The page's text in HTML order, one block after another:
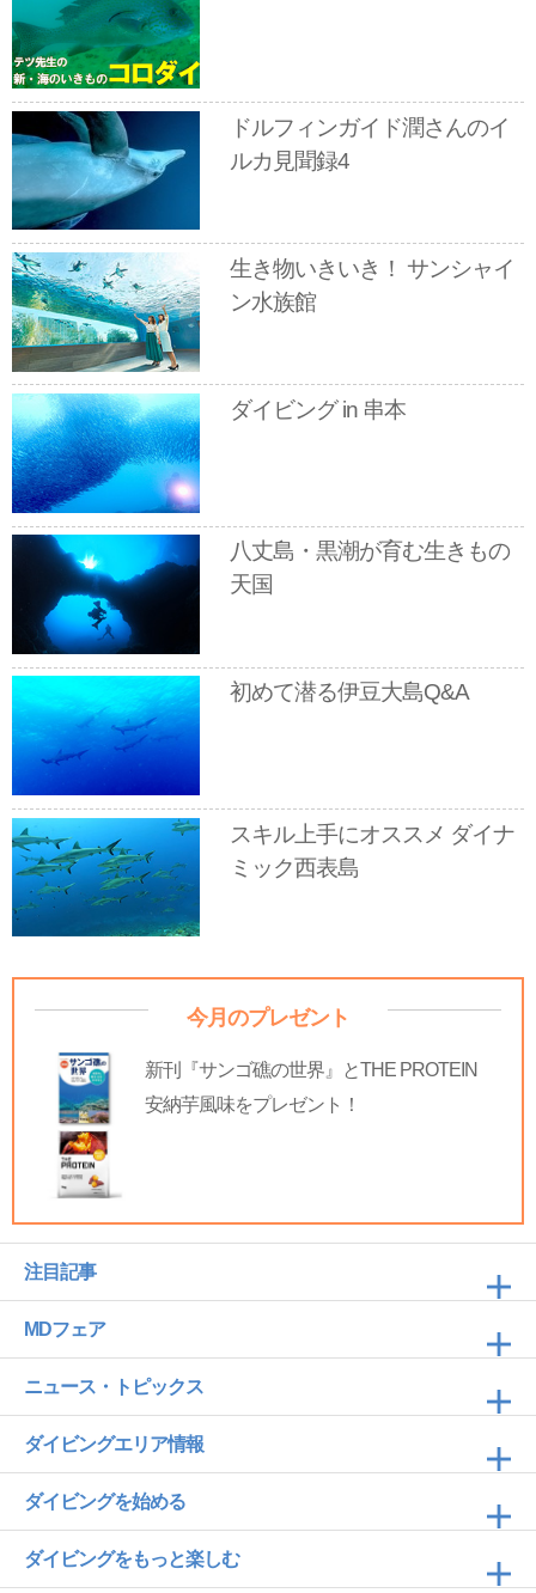
ドルフィンガイド潤さんのイ
ルカ見聞録4
生き物いきいき！ サンシャイ
ン水族館
ダイビング in 串本
八丈島・黒潮が育む生きもの
天国
初めて潜る伊豆大島Q&A
スキル上手にオススメ ダイナ
ミック西表島
今月のプレゼント
新刊『サンゴ礁の世界』とTHE PROTEIN
安納芋風味をプレゼント！
注目記事
MDフェア
ニュース・トピックス
ダイビングエリア情報
ダイビングを始める
ダイビングをもっと楽しむ